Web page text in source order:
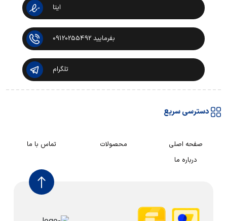
ایتا
بفرمایید 09120255492
تلگرام
دسترسی سریع
صفحه اصلی محصولات
تماس با ما
درباره ما